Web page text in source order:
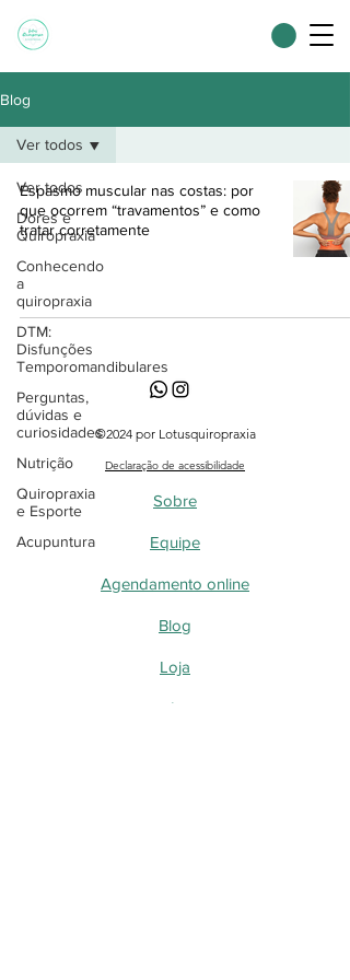
Blog
Ver todos
Dores e
Quiropraxia
Conhecendo
a
quiropraxia
DTM:
Disfunções
Temporomandibulares
Perguntas,
dúvidas e
curiosidades
Nutrição
Quiropraxia
e Esporte
Acupuntura
Ver todos
Espasmo muscular nas costas: por
que ocorrem “travamentos” e como
tratar corretamente
©2024 por Lotusquiropraxia
Declaração de acessibilidade
Sobre
Equipe
Agendamento online
Blog
Loja
Blog - Perguntas, dúvidas e curiosidades